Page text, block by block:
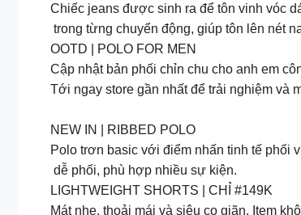
Chiếc jeans được sinh ra để tôn vinh vóc
trong từng chuyển động, giúp tôn lên nét
OOTD | POLO FOR MEN
Cập nhật bản phối chỉn chu cho anh em
Tới ngay store gần nhất để trải nghiệm và
NEW IN | RIBBED POLO
Polo trơn basic với điểm nhấn tinh tế phối
dễ phối, phù hợp nhiều sự kiện.
LIGHTWEIGHT SHORTS | CHỈ #149K
Mát nhẹ, thoải mái và siêu co giãn. Item